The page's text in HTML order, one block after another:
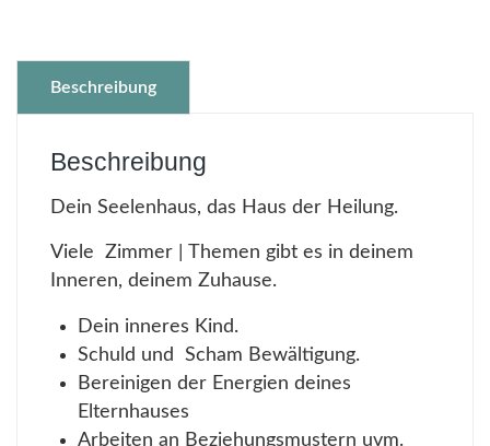
Beschreibung
Beschreibung
Dein Seelenhaus, das Haus der Heilung.
Viele Zimmer | Themen gibt es in deinem
Inneren, deinem Zuhause.
Dein inneres Kind.
Schuld und Scham Bewältigung.
Bereinigen der Energien deines
Elternhauses
Arbeiten an Beziehungsmustern uvm.